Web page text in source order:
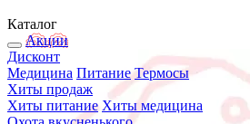
Каталог
Акции
Дисконт
Медицина Питание Термосы
Хиты продаж
Хиты питание Хиты медицина